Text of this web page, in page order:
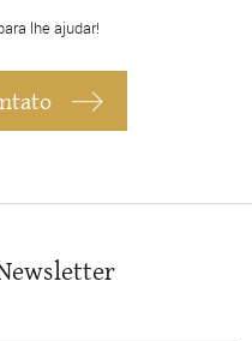
lhe ajudar!